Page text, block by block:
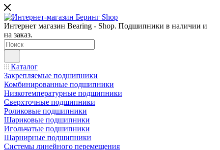
Интернет магазин Bearing - Shop. Подшипники в наличии и
на заказ.
Каталог
Закрепляемые подшипники
Комбинированные подшипники
Низкотемпературные подшипники
Сверхточные подшипники
Роликовые подшипники
Шариковые подшипники
Игольчатые подшипники
Шарнирные подшипники
Системы линейного перемещения